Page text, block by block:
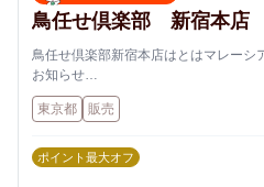
鳥任せ倶楽部 新宿本店
鳥任せ倶楽部新宿本店はとはマレーシ
お知らせ
２月１８日から１９日社員研修の為お
マレーシアボルネオ島に日本人村を構
倶楽部が運営しています。
東京都 販売
ポイント最大オフ